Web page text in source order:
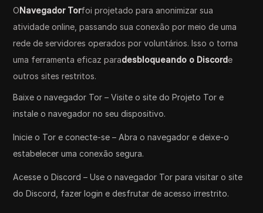
ONavegador Torfoi projetado para anonimizar sua
atividade online, passando sua conexão por meio de uma
rede de servidores operados por voluntários. Isso o torna
uma ferramenta eficaz paradesbloqueando o Discorde
outros sites restritos.
Baixe o navegador Tor – Visite o site do Projeto Tor e
instale o navegador no seu dispositivo.
Inicie o Tor e conecte-se – Abra o navegador e deixe-o
estabelecer uma conexão segura.
Acesse o Discord – Use o navegador Tor para visitar o site
do Discord, fazer login e desfrutar de acesso irrestrito.